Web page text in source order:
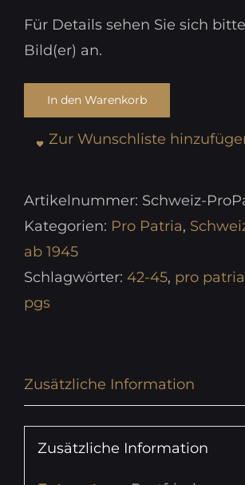
Für Details sehen Sie sich
Bild(er) an.
In den Warenkorb
Zur Wunschliste
Artikelnummer: Schweiz-
Kategorien: Pro Patria,
ab 1945
Schlagwörter: 42-45, pro patria
pgs
Zusätzliche Information
Zusätzliche Information